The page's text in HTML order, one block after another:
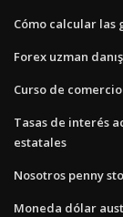
Cómo calcular las
Forex uzman
Curso de
Tasas de interés
estatales
Nosotros penny
Moneda dólar